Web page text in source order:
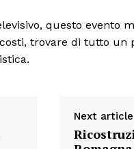
questo evento
trovare di tutto un
Next article